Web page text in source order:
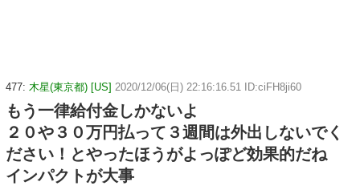
477: 木星(東京都) [US] 2020/12/06(日) 22:16:16.51 ID:ciFH8ji60
もう一律給付金しかないよ
２０や３０万円払って３週間は外出しないでく
ださい！とやったほうがよっぽど効果的だね
インパクトが大事